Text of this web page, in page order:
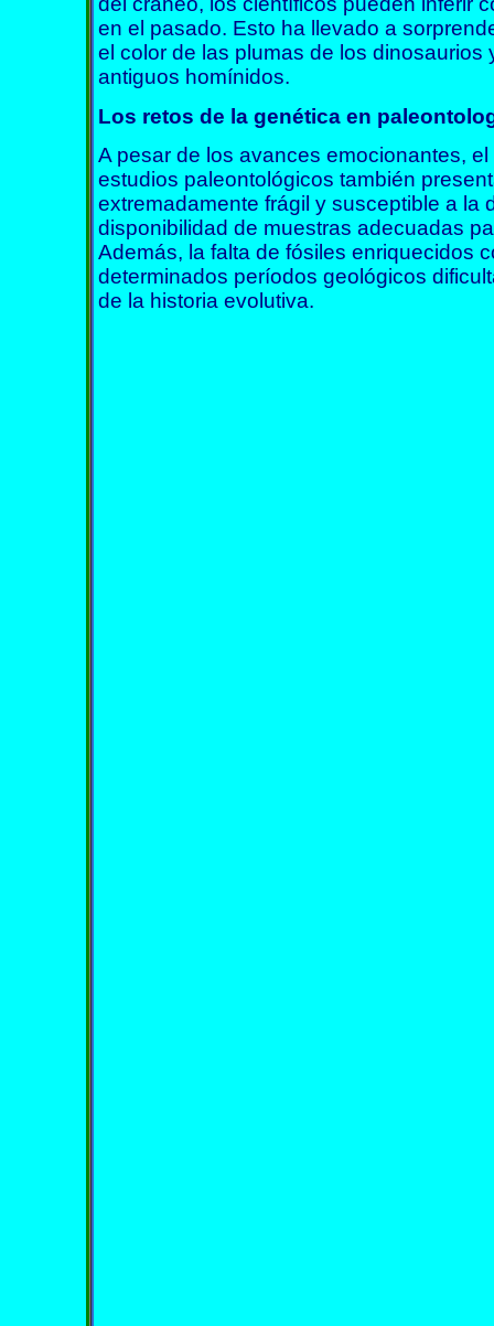
en el pasado. Esto ha llevado a
el color de las plumas de los dinosaurios
antiguos homínidos.
Los retos de la genética en
A pesar de los avances emocionantes,
estudios paleontológicos también
extremadamente frágil y susceptible a la
disponibilidad de muestras adecuadas
Además, la falta de fósiles enriquecidos
determinados períodos geológicos
de la historia evolutiva.